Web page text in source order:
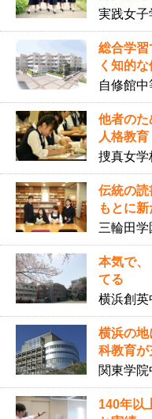
実践女子
総合学習
く知的
自修館
他者のた
人格教育
捜真女学
伝統の読
もとに
三輪田学
本気で、
てる
横浜創英
横浜の地
科教育が
関東学院
140年以